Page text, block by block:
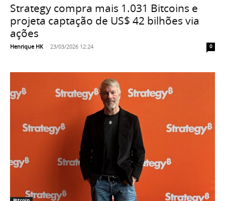
Strategy compra mais 1.031 Bitcoins e
projeta captação de US$ 42 bilhões via
ações
Henrique HK - 23/03/2026 12:24 0